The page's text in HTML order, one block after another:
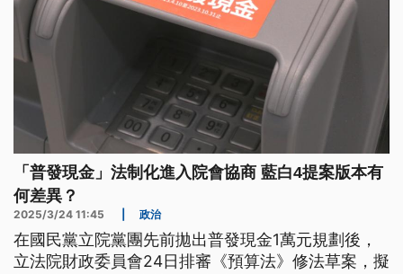
「普發現金」法制化進入院會協商 藍白4提案版本有
何差異？
2025/3/24 11:45 政治
在國民黨立院黨團先前拋出普發現金1萬元規劃後，
立法院財政委員會24日排審《預算法》修法草案，擬